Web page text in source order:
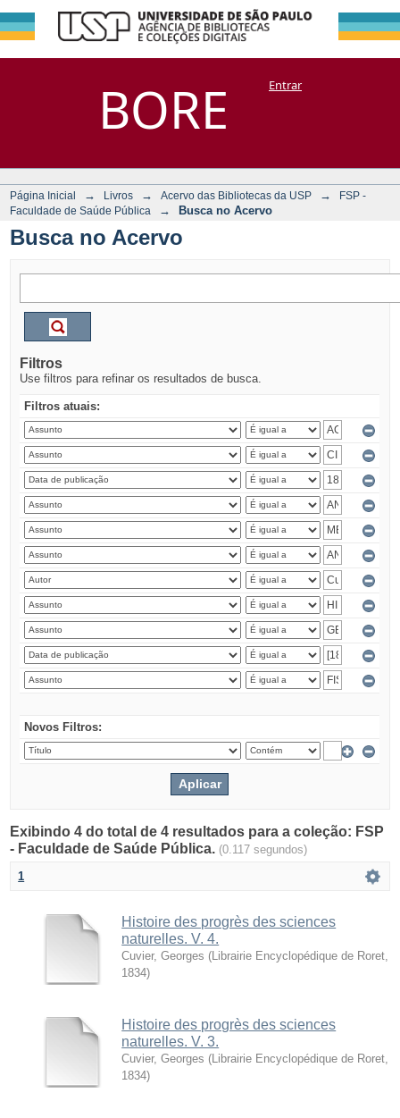
BORE
Busca no Acervo
DSpace/Manakin + CoriscoEntrar
Página Inicial → Livros → Acervo das Bibliotecas da USP →
FSP -
Faculdade de Saúde Pública
→ Busca no Acervo
Busca no Acervo
Filtros
Use filtros para refinar os resultados de busca.
Filtros atuais:
Novos Filtros:
Exibindo 4 do total de 4 resultados para a coleção: FSP
- Faculdade de Saúde Pública. (0.117 segundos)
1
Histoire des progrès des sciences
naturelles. V. 4.
Cuvier, Georges ( Librairie Encyclopédique de Roret
1834)
Histoire des progrès des sciences
naturelles. V. 3.
Cuvier, Georges ( Librairie Encyclopédique de Roret
1834)